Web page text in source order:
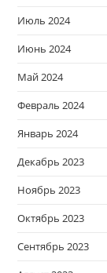
Июль 2024
Июнь 2024
Май 2024
Февраль 2024
Январь 2024
Декабрь 2023
Ноябрь 2023
Октябрь 2023
Сентябрь 2023